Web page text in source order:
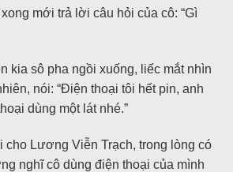
mới trả lời câu hỏi của cô: “Gì
kia sô pha ngồi xuống, liếc mắt nhìn
nói: “Điện thoại tôi hết pin, anh
dùng một lát nhé.”
cho Lương Viễn Trạch, trong lòng có
nghĩ cô dùng điện thoại của mình